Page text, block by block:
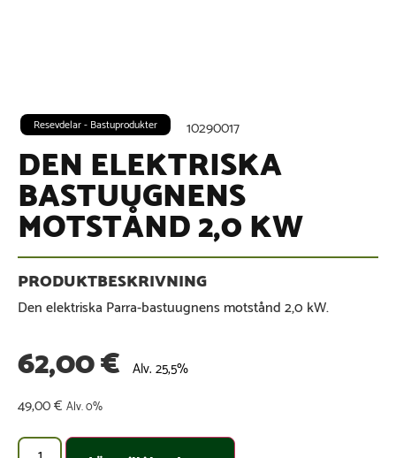
10290017
Resevdelar - Bastuprodukter
DEN ELEKTRISKA
BASTUUGNENS
MOTSTÅND 2,0 KW
Den elektriska Parra-bastuugnens motstånd 2,0 kW.
62,00€ Alv. 25,5%
49,00€ Alv. 0%